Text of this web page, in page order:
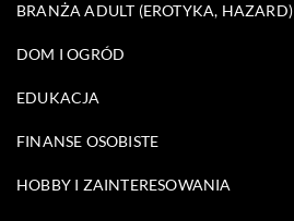
BRANŻA ADULT (EROTYKA, HAZARD)
DOM I OGRÓD
EDUKACJA
FINANSE OSOBISTE
HOBBY I ZAINTERESOWANIA